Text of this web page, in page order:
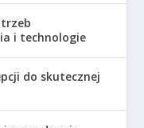
i technologie
do skutecznej